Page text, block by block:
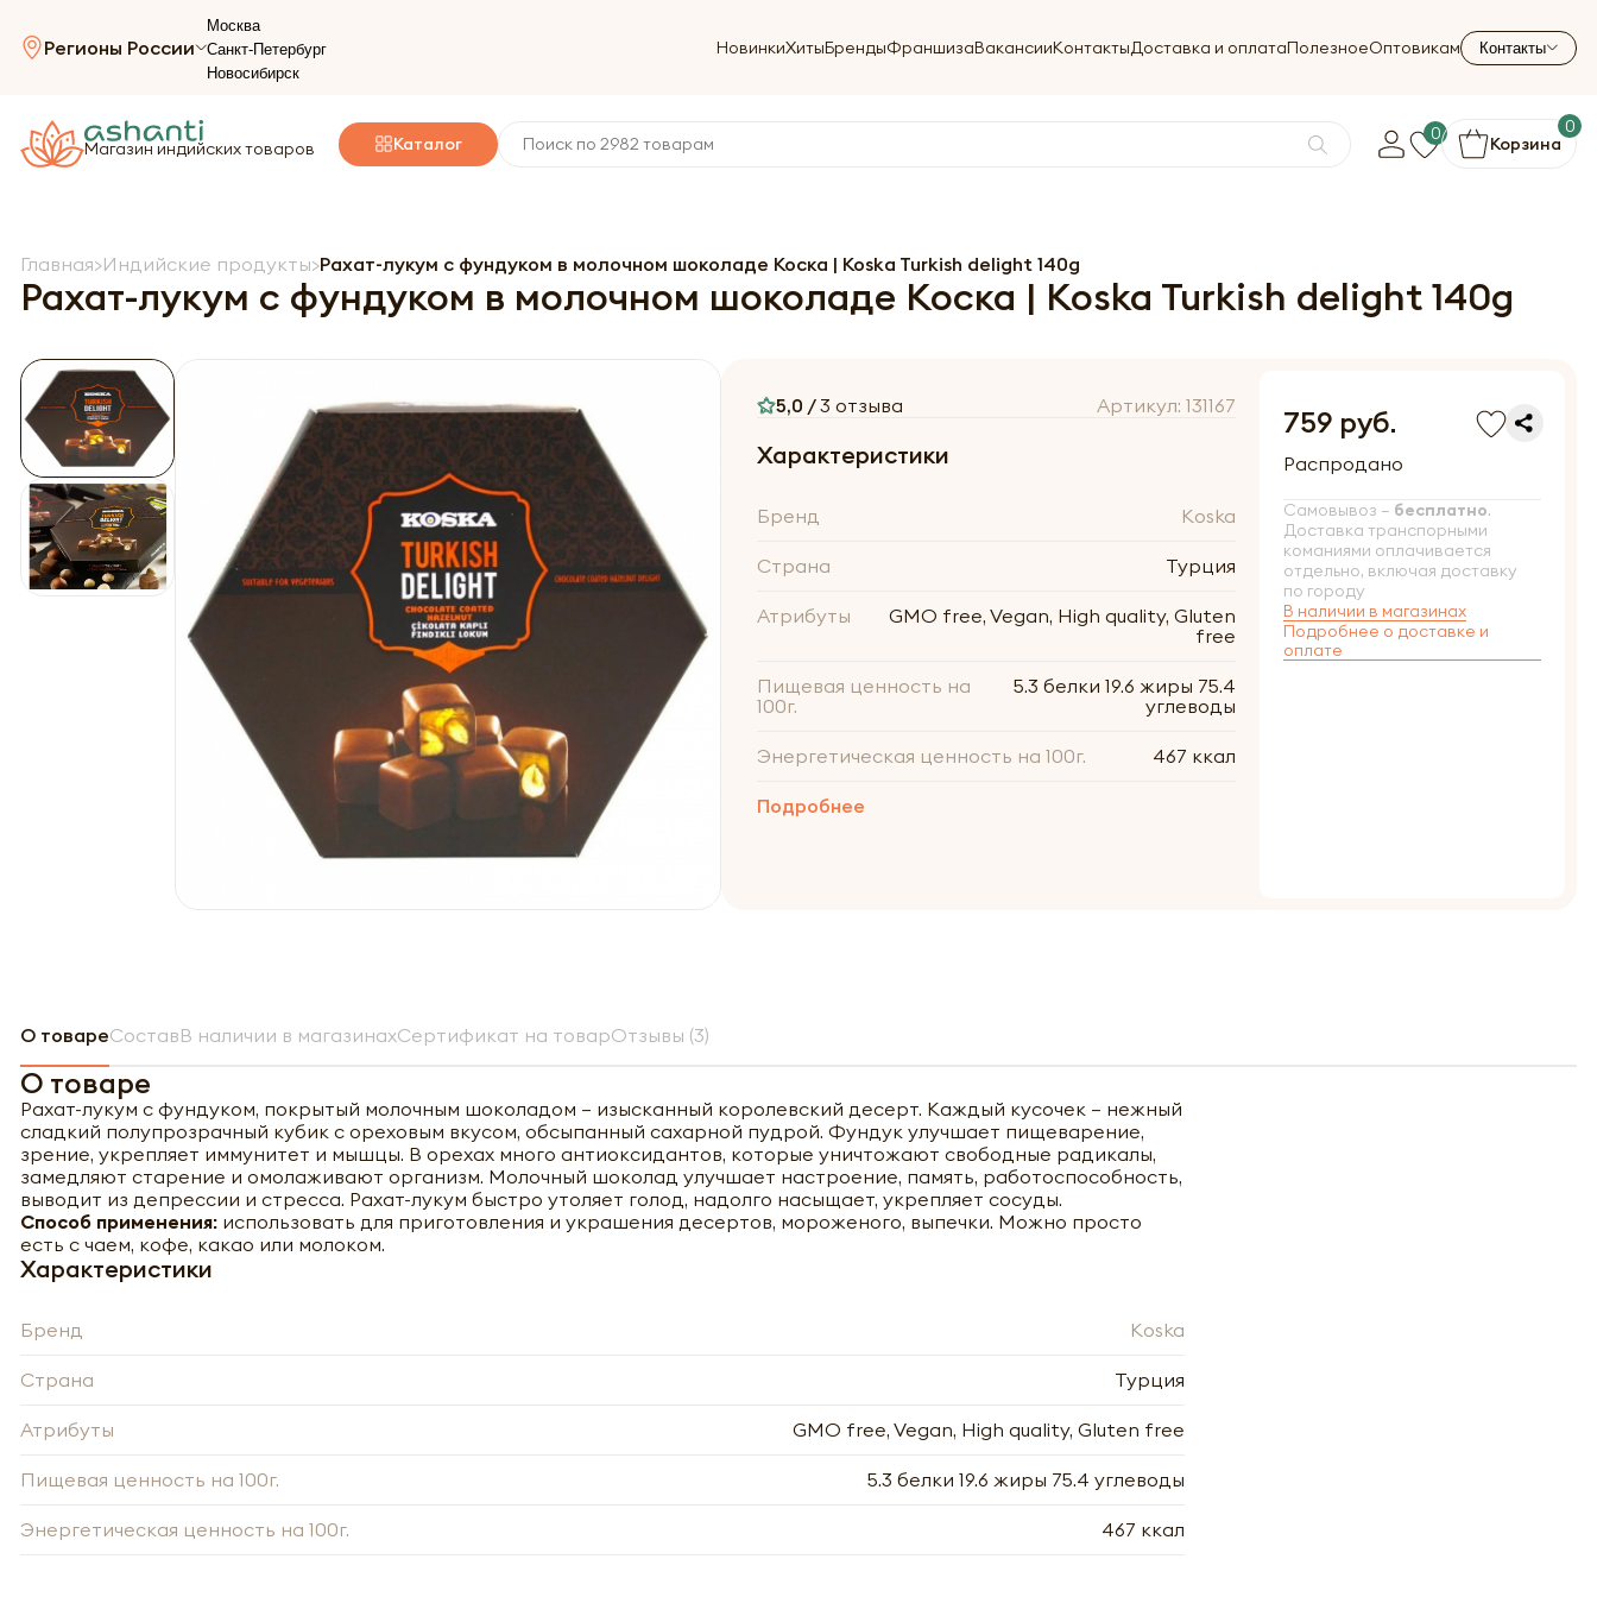
Регионы России
Москва
Санкт-Петербург
Новосибирск
НовинкиХитыБрендыФраншизаВакансииКонтактыДоставка и оплатаПолезноеОптовикам Контакты
Магазин индийских товаров Каталог 0 Корзина
0
Главная Индийские продукты Рахат-лукум с фундуком в молочном шоколаде Коска | Koska Turkish delight 140g
Рахат-лукум с фундуком в молочном шоколаде Коска | Koska Turkish delight 140g
5,0 /3 отзыва Артикул:131167
Характеристики
Бренд Koska
Страна Турция
Атрибуты
GMO free, Vegan, High quality, Gluten
free
Пищевая ценность на
100г.
5.3 белки 19.6 жиры 75.4
углеводы
Энергетическая ценность на 100г. 467 ккал
Подробнее
759 руб.
Распродано
Самовывоз – бесплатно.
Доставка транспорными
команиями оплачивается
отдельно, включая доставку
по городу
В наличии в магазинах
Подробнее о доставке и
оплате
О товареСоставВ наличии в магазинахСертификат на товарОтзывы (3)
О товаре
Рахат-лукум с фундуком, покрытый молочным шоколадом – изысканный королевский десерт. Каждый кусочек – нежный
сладкий полупрозрачный кубик с ореховым вкусом, обсыпанный сахарной пудрой. Фундук улучшает пищеварение,
зрение, укрепляет иммунитет и мышцы. В орехах много антиоксидантов, которые уничтожают свободные радикалы,
замедляют старение и омолаживают организм. Молочный шоколад улучшает настроение, память, работоспособность,
выводит из депрессии и стресса. Рахат-лукум быстро утоляет голод, надолго насыщает, укрепляет сосуды.
Способ применения: использовать для приготовления и украшения десертов, мороженого, выпечки. Можно просто
есть с чаем, кофе, какао или молоком.
Характеристики
Бренд Koska
Страна Турция
Атрибуты GMO free, Vegan, High quality, Gluten free
Пищевая ценность на 100г. 5.3 белки 19.6 жиры 75.4 углеводы
Энергетическая ценность на 100г. 467 ккал